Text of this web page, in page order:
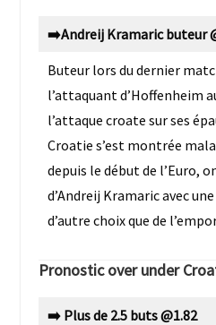
➡️Andreij Kramaric buteur
Buteur lors du dernier
l’attaquant d’Hoffenheim
l’attaque croate sur ses
Croatie s’est montrée
depuis le début de l’Euro,
d’Andreij Kramaric avec
d’autre choix que de
Pronostic over under
➡️ Plus de 2.5 buts @1.82